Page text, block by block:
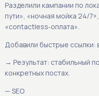
Разделили кампании по
пути», «ночная мойка 24/
«contactless‑оплата».
Добавили быстрые ссылки:
→ Результат: стабильный
конкретных постах.
— SEO